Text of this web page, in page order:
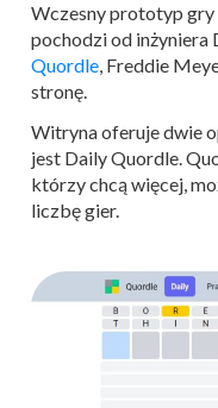
Wczesny prototyp gry
pochodzi od inżyniera
Quordle , Freddie
stronę.
Witryna oferuje dwie
jest Daily Quordle.
którzy chcą więcej,
liczbę gier.